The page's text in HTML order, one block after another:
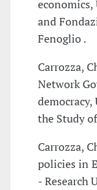
and
Fenoglio .
Carrozza,
Network
the Study
Carrozza,
policies in
- Research